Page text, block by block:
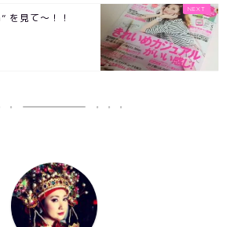
を見て〜！！